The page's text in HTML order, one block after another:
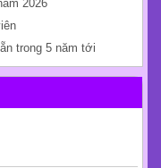
2026
trong 5 năm tới